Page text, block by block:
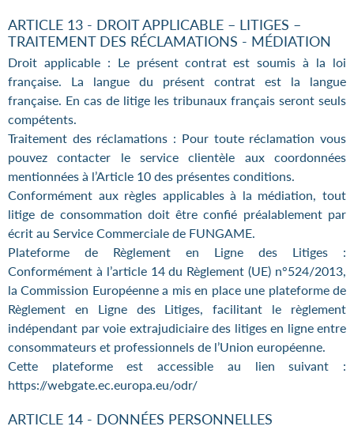
ARTICLE 13 - DROIT APPLICABLE – LITIGES –
TRAITEMENT DES RÉCLAMATIONS - MÉDIATION
Droit applicable : Le présent contrat est soumis à la loi
française. La langue du présent contrat est la langue
française. En cas de litige les tribunaux français seront seuls
compétents.
Traitement des réclamations : Pour toute réclamation vous
pouvez contacter le service clientèle aux coordonnées
mentionnées à l’Article 10 des présentes conditions.
Conformément aux règles applicables à la médiation, tout
litige de consommation doit être confié préalablement par
écrit au Service Commerciale de FUNGAME.
Plateforme de Règlement en Ligne des Litiges :
Conformément à l’article 14 du Règlement (UE) n°524/2013,
la Commission Européenne a mis en place une plateforme de
Règlement en Ligne des Litiges, facilitant le règlement
indépendant par voie extrajudiciaire des litiges en ligne entre
consommateurs et professionnels de l’Union européenne.
Cette plateforme est accessible au lien suivant :
https://webgate.ec.europa.eu/odr/
ARTICLE 14 - DONNÉES PERSONNELLES